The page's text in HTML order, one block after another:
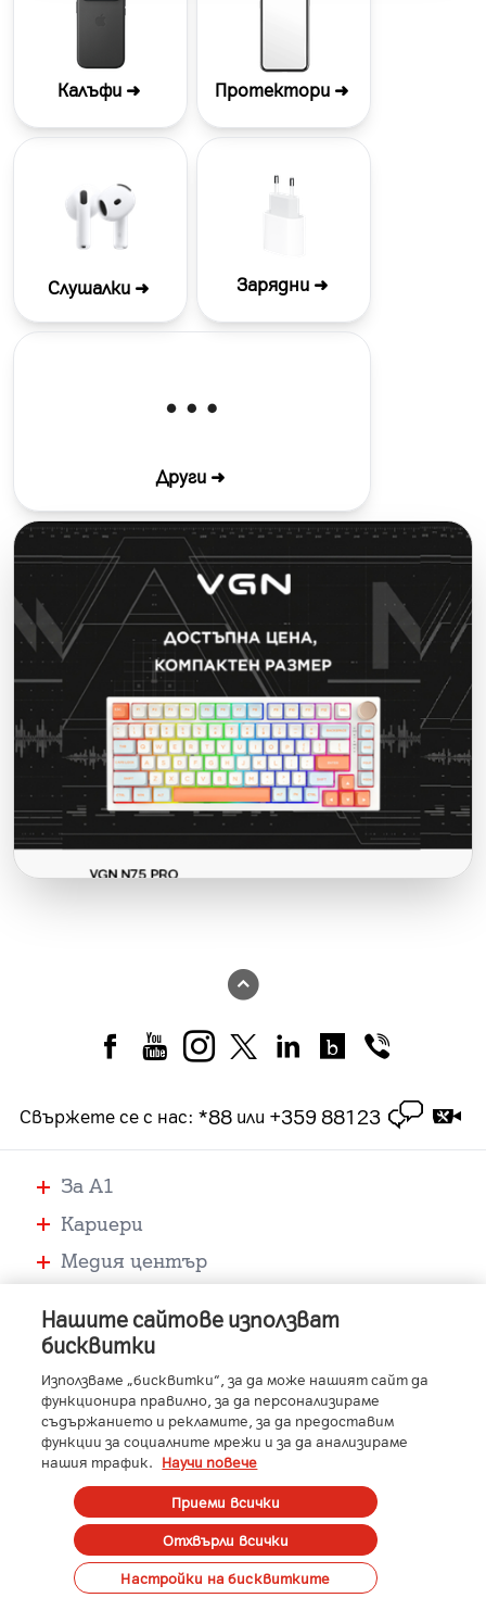
Калъфи ➜ Протектори ➜
Слушалки ➜ Зарядни ➜
Други ➜
Сметка Контакти Общи условия
Управление на лични данни
Карти на покритие
Профилактики и аварии
Свържете се с нас: *88 или +359 88123
За А1
Кариери
Медия център
Устройства
Услуги
A1 Austria - A1 Croatia - A1 Serbia - A1 Belarus
A1 Bulgaria - A1 Macedonia -
Member of A1 Group
Copyright © 2023 A1 Bulgaria. Protected by reCAPTCHA
Нашите сайтове използват
бисквитки
Използваме „бисквитки“, за да може нашият сайт да
функционира правилно, за да персонализираме
съдържанието и рекламите, за да предоставим
функции за социалните мрежи и за да анализираме
нашия трафик. Научи повече
Настройки на бисквитките
Отхвърли всички
Приеми всички